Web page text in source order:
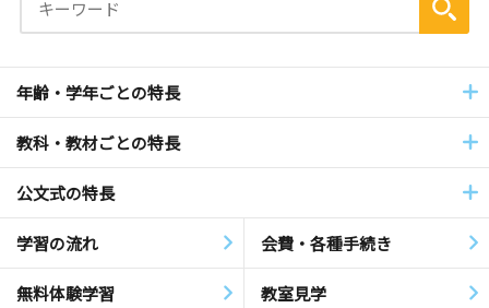
年齢・学年ごとの特長
教科・教材ごとの特長
公文式の特長
学習の流れ 会費・各種手続き
無料体験学習 教室見学